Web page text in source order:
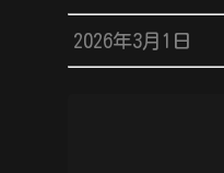
2026年3月1日